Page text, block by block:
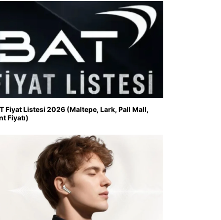
Fiyat Listesi 2026 (Maltepe, Lark, Pall Mall,
Fiyatı)